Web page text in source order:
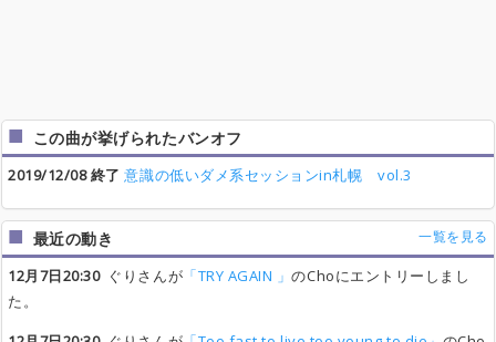
この曲が挙げられたバンオフ
2019/12/08 終了 意識の低いダメ系セッションin札幌 vol.3
最近の動き 一覧を見る
12月7日20:30ぐりさんが 「TRY AGAIN 」のChoにエントリーしまし
た。